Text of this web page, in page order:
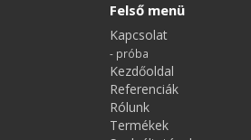
Felső menü
Kapcsolat
- próba
Kezdőoldal
Referenciák
Rólunk
Termékek